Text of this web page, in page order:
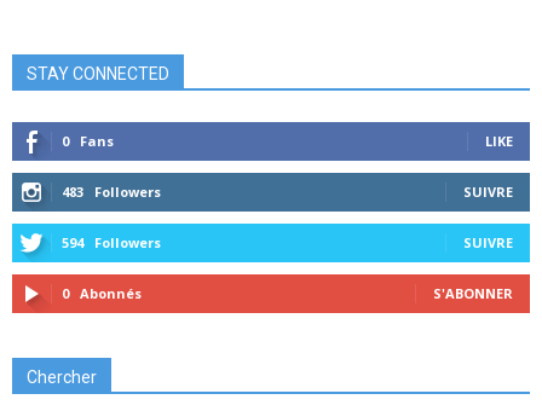
STAY CONNECTED
0 Fans LIKE
483 Followers SUIVRE
594 Followers SUIVRE
0 Abonnés S'ABONNER
Chercher